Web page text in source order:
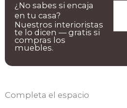
¿No sabes si encaja
en tu casa?
Nuestros interioristas
te lo dicen — gratis si
compras los
muebles.
Completa el espacio